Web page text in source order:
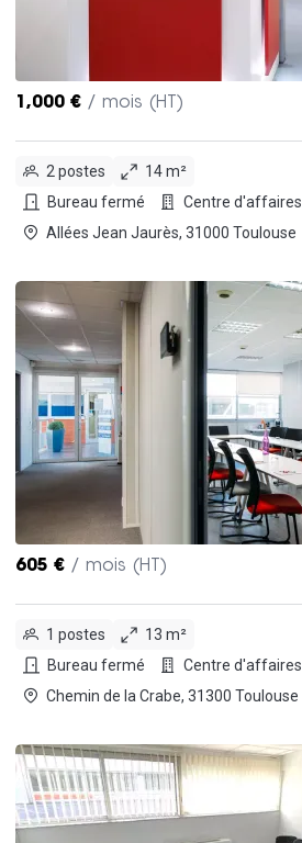
1,000 € / mois (HT)
2 postes
14 m²
Bureau fermé
Centre d'affaires
Allées Jean Jaurès, 31000 Toulouse
605 € / mois (HT)
1 postes
13 m²
Bureau fermé
Centre d'affaires
Chemin de la Crabe, 31300 Toulouse